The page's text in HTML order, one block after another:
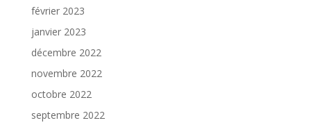
février 2023
janvier 2023
décembre 2022
novembre 2022
octobre 2022
septembre 2022